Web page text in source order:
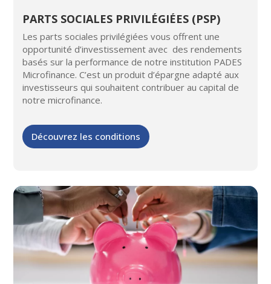
PARTS SOCIALES PRIVILÉGIÉES (PSP)
Les parts sociales privilégiées vous offrent une
opportunité d’investissement avec des rendements
basés sur la performance de notre institution PADES
Microfinance. C’est un produit d’épargne adapté aux
investisseurs qui souhaitent contribuer au capital de
notre microfinance.
Découvrez les conditions